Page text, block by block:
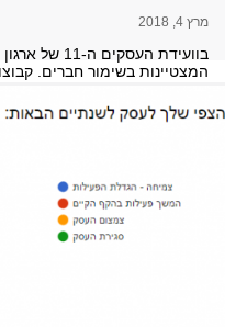
מרץ 4, 2018
המצטיינות בשימור חברים.